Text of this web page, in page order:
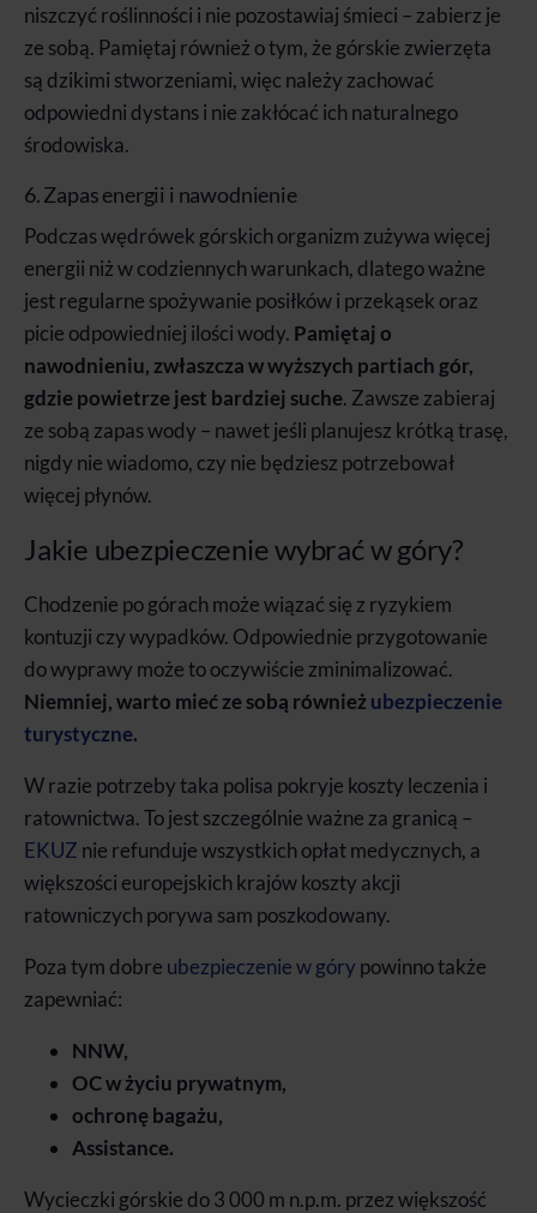
niszczyć roślinności i nie pozostawiaj śmieci – zabierz je
ze sobą. Pamiętaj również o tym, że górskie zwierzęta
są dzikimi stworzeniami, więc należy zachować
odpowiedni dystans i nie zakłócać ich naturalnego
środowiska.
6. Zapas energii i nawodnienie
Podczas wędrówek górskich organizm zużywa więcej
energii niż w codziennych warunkach, dlatego ważne
jest regularne spożywanie posiłków i przekąsek oraz
picie odpowiedniej ilości wody. Pamiętaj o
nawodnieniu, zwłaszcza w wyższych partiach gór,
gdzie powietrze jest bardziej suche. Zawsze zabieraj
ze sobą zapas wody – nawet jeśli planujesz krótką trasę,
nigdy nie wiadomo, czy nie będziesz potrzebował
więcej płynów.
Jakie ubezpieczenie wybrać w góry?
Chodzenie po górach może wiązać się z ryzykiem
kontuzji czy wypadków. Odpowiednie przygotowanie
do wyprawy może to oczywiście zminimalizować.
Niemniej, warto mieć ze sobą równieżubezpieczenie
turystyczne.
W razie potrzeby taka polisa pokryje koszty leczenia i
ratownictwa. To jest szczególnie ważne za granicą –
EKUZ nie refunduje wszystkich opłat medycznych, a
większości europejskich krajów koszty akcji
ratowniczych porywa sam poszkodowany.
Poza tym dobre ubezpieczenie w góry powinno także
zapewniać:
NNW,
OC w życiu prywatnym,
ochronę bagażu,
Assistance.
Wycieczki górskie do 3 000 m n.p.m. przez większość